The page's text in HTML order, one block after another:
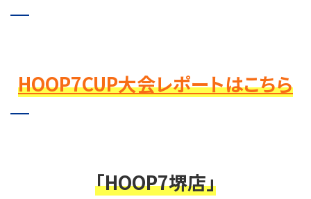
HOOP7CUP大会レポートはこちら
「HOOP7堺店」